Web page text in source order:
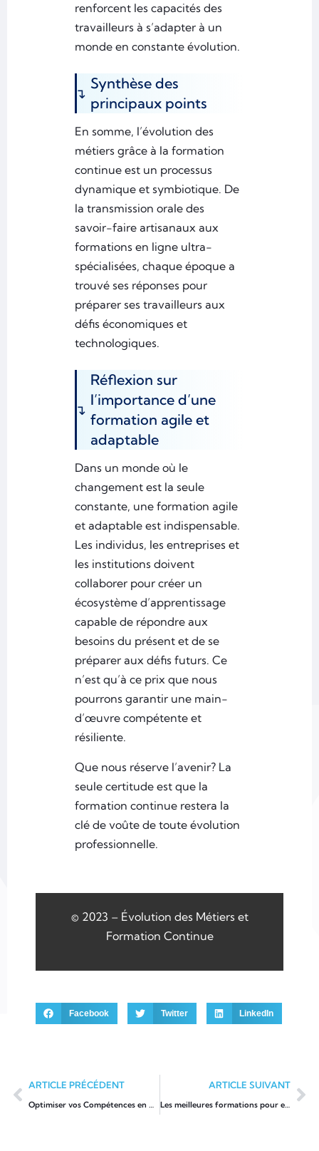
renforcent les capacités des
travailleurs à s’adapter à un
monde en constante évolution.
Synthèse des
principaux points
En somme, l’évolution des
métiers grâce à la formation
continue est un processus
dynamique et symbiotique. De
la transmission orale des
savoir-faire artisanaux aux
formations en ligne ultra-
spécialisées, chaque époque a
trouvé ses réponses pour
préparer ses travailleurs aux
défis économiques et
technologiques.
Réflexion sur
l’importance d’une
formation agile et
adaptable
Dans un monde où le
changement est la seule
constante, une formation agile
et adaptable est indispensable.
Les individus, les entreprises et
les institutions doivent
collaborer pour créer un
écosystème d’apprentissage
capable de répondre aux
besoins du présent et de se
préparer aux défis futurs. Ce
n’est qu’à ce prix que nous
pourrons garantir une main-
d’œuvre compétente et
résiliente.
Que nous réserve l’avenir? La
seule certitude est que la
formation continue restera la
clé de voûte de toute évolution
professionnelle.
© 2023 – Évolution des Métiers et
Formation Continue
Facebook Twitter LinkedIn
ARTICLE PRÉCÉDENT
Optimiser vos Compétences en Management grâce à la Formation
ARTICLE SUIVANT
Les meilleures formations pour exceller dans les métiers techniques